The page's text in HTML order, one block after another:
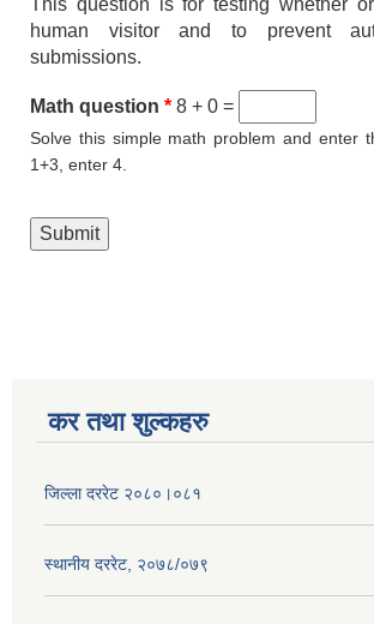
This question is for testing whether
human visitor and to prevent
submissions.
Math question * 8 + 0 =
Solve this simple math problem and enter
1+3, enter 4.
कर तथा शुल्कहरु
जिल्ला दररेट २०८०।०८१
स्थानीय दररेट, २०७८/०७९